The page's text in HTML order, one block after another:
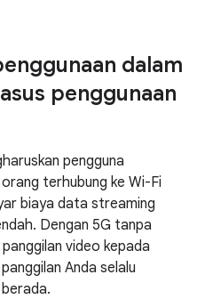
dalam
penggunaan
pengguna
terhubung ke Wi-Fi
biaya data streaming
Dengan 5G tanpa
video kepada
Anda selalu